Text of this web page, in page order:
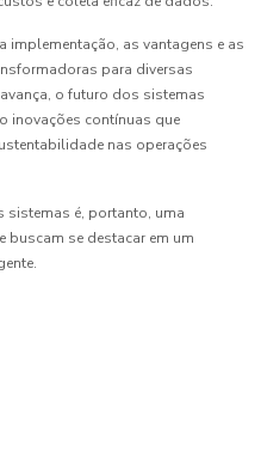
as vantagens e as
para diversas
o futuro dos sistemas
inovações contínuas que
nas operações
sistemas é, portanto, uma
buscam se destacar em um